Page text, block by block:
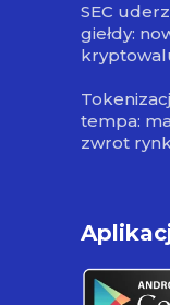
SEC
giełdy:
tempa:
zwrot